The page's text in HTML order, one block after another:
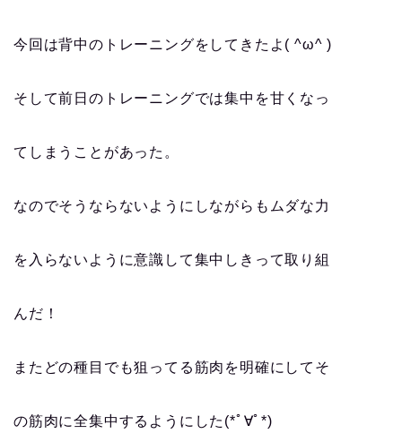
今回は背中のトレーニングをしてきたよ( ^ω^ )
そして前日のトレーニングでは集中を甘くなっ
てしまうことがあった。
なのでそうならないようにしながらもムダな力
を入らないように意識して集中しきって取り組
んだ！
またどの種目でも狙ってる筋肉を明確にしてそ
の筋肉に全集中するようにした(*ﾟ∀ﾟ*)